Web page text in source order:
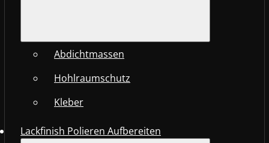
Abdichtmassen
Hohlraumschutz
Kleber
Lackfinish Polieren Aufbereiten